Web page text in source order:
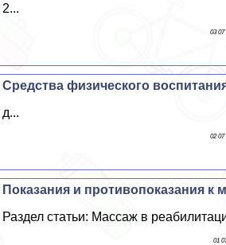
2...
03 07
Средства физического
д...
02 07
Показания и противопоказания к
Раздел статьи: Массаж в
01